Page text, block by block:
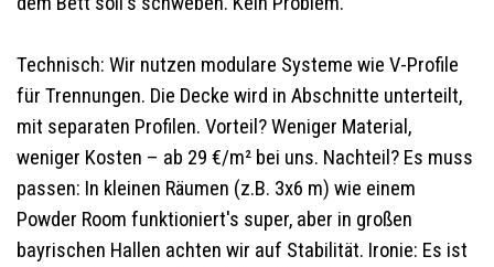
Technisch: Wir nutzen modulare Systeme wie V-Profile
für Trennungen. Die Decke wird in Abschnitte unterteilt,
mit separaten Profilen. Vorteil? Weniger Material,
weniger Kosten – ab 29 €/m² bei uns. Nachteil? Es muss
passen: In kleinen Räumen (z.B. 3x6 m) wie einem
Powder Room funktioniert's super, aber in großen
bayrischen Hallen achten wir auf Stabilität. Ironie: Es ist